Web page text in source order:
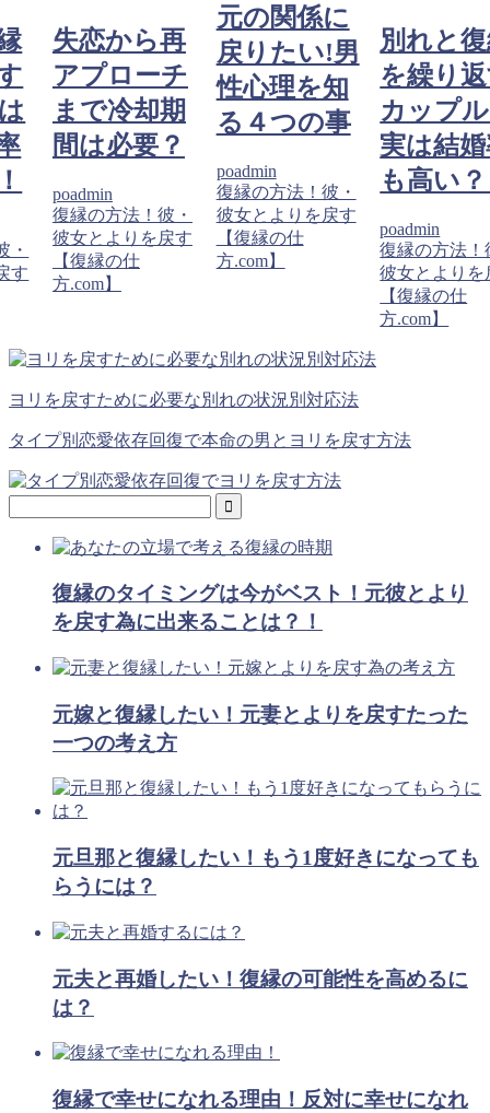
・
す
失恋から再
アプローチ
まで冷却期
間は必要？
poadmin
復縁の方法！彼・
彼女とよりを戻す
【復縁の仕
方.com】
元の関係に
戻りたい!男
性心理を知
る４つの事
poadmin
復縁の方法！彼・
彼女とよりを戻す
【復縁の仕
方.com】
別れと
を繰り
カップ
実は結
も高い
poadmin
復縁の方法！
彼女とよりを
【復縁の仕
方.com】
ヨリを戻すために必要な別れの状況別対応法
タイプ別恋愛依存回復で本命の男とヨリを戻す方法
復縁のタイミングは今がベスト！元彼とより
を戻す為に出来ることは？！
元嫁と復縁したい！元妻とよりを戻すたった
一つの考え方
元旦那と復縁したい！もう1度好きになっても
らうには？
元夫と再婚したい！復縁の可能性を高めるに
は？
復縁で幸せになれる理由！反対に幸せになれ